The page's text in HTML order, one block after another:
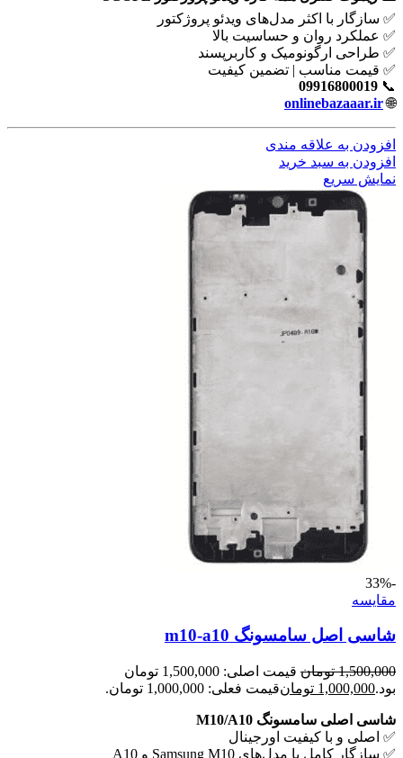
✅ سازگار با اکثر مدل‌های ویدئو پروژکتور
✅ عملکرد روان و حساسیت بالا
✅ طراحی ارگونومیک و کاربرپسند
✅ قیمت مناسب | تضمین کیفیت
📞
09916800019
🌐
onlinebazaaar.ir
افزودن به علاقه مندی
افزودن به سبد خرید
نمایش سریع
-33%
مقايسه
شاسی اصل سامسونگ m10-a10
1,500,000 تومان
قیمت اصلی: 1,500,000 تومان
بود.1,000,000 تومانقیمت فعلی: 1,000,000 تومان.
شاسی اصلی سامسونگ M10/A10
✅ اصلی و با کیفیت اورجینال
✅ سازگار کامل با مدل‌های Samsung M10 و A10